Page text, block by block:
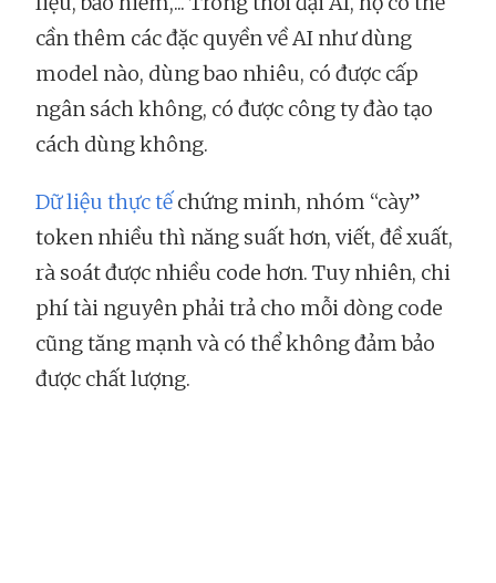
cần thêm các đặc quyền về AI như dùng
model nào, dùng bao nhiêu, có được cấp
ngân sách không, có được công ty đào tạo
cách dùng không.
Dữ liệu thực tế chứng minh, nhóm “cày”
token nhiều thì năng suất hơn, viết, đề xuất,
rà soát được nhiều code hơn. Tuy nhiên, chi
phí tài nguyên phải trả cho mỗi dòng code
cũng tăng mạnh và có thể không đảm bảo
được chất lượng.